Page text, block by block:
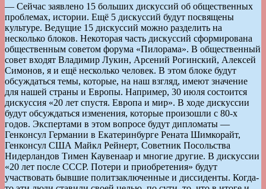
— Сейчас заявлено 15 больших дискуссий об общественных
проблемах, истории. Ещё 5 дискуссий будут посвящены
культуре. Ведущие 15 дискуссий можно разделить на
несколько блоков. Некоторая часть дискуссий сформирована
общественным советом форума «Пилорама». В общественный
совет входят Владимир Лукин, Арсений Рогинский, Алексей
Симонов, я и ещё несколько человек. В этом блоке будут
обсуждаться темы, которые, на наш взгляд, имеют значение
для нашей страны и Европы. Например, 30 июля состоится
дискуссия «20 лет спустя. Европа и мир». В ходе дискуссии
будут обсуждаться изменения, которые произошли с 80-х
годов. Экспертами в этом вопросе будут дипломаты —
Генконсул Германии в Екатеринбурге Рената Шимкорайт,
Генконсул США Майкл Рейнерт, Советник Посольства
Нидерландов Тимен Каувенаар и многие другие. В дискуссии
«20 лет после СССР. Потери и приобретения» будут
участвовать бывшие политзаключенные и диссиденты. Когда-